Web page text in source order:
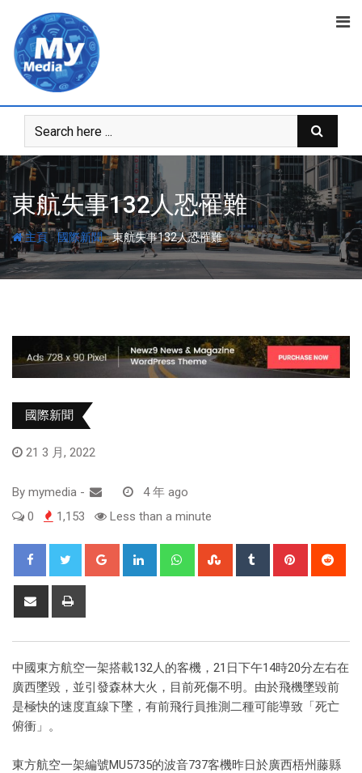
東航失事132人恐罹難
主頁-國際新聞-東航失事132人恐罹難
國際新聞
21 3 月, 2022
By mymedia -
4 年 ago
0
1,153 Less than a minute
中國東方航空一架搭載132人的客機，21日下午14時20分左右在
廣西墜毀，並引發森林大火，目前死傷不明。由於飛機墜毀前
是極快的速度直線下墜，有前飛行員推測二種可能導致「死亡
俯衝」。
東方航空一架編號MU5735的波音737客機昨日於廣西梧州藤縣